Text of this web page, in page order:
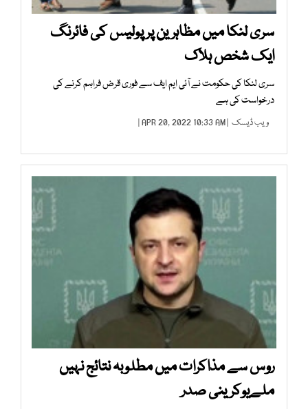
سری لنکا میں مظاہرین پرپولیس کی فائرنگ
ایک شخص ہلاک
سری لنکا کی حکومت نے آئی ایم ایف سے فوری قرض فراہم کرنے کی
درخواست کی ہے
ویب ڈیسک | APR 20, 2022 10:33 AM |
روس سے مذاکرات میں مطلوبہ نتائج نہیں
ملےیوکرینی صدر